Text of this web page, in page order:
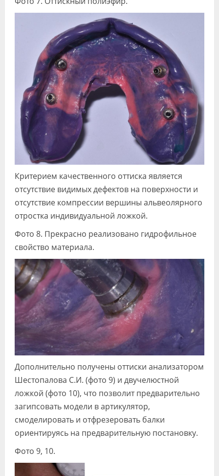
Критерием качественного оттиска является
отсутствие видимых дефектов на поверхности и
отсутствие компрессии вершины альвеолярного
отростка индивидуальной ложкой.
Фото 8. Прекрасно реализовано гидрофильное
свойство материала.
Дополнительно получены оттиски анализатором
Шестопалова С.И. (фото 9) и двучелюстной
ложкой (фото 10), что позволит предварительно
загипсовать модели в артикулятор,
смоделировать и отфрезеровать балки
ориентируясь на предварительную постановку.
Фото 9, 10.